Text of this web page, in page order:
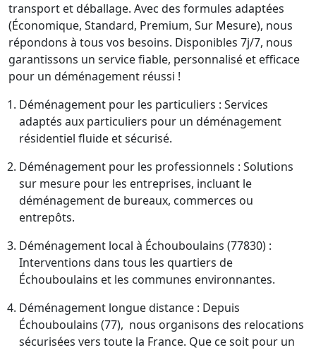
transport et déballage. Avec des formules adaptées
(Économique, Standard, Premium, Sur Mesure), nous
répondons à tous vos besoins. Disponibles 7j/7, nous
garantissons un service fiable, personnalisé et efficace
pour un déménagement réussi !
Déménagement pour les particuliers : Services
adaptés aux particuliers pour un déménagement
résidentiel fluide et sécurisé.
Déménagement pour les professionnels : Solutions
sur mesure pour les entreprises, incluant le
déménagement de bureaux, commerces ou
entrepôts.
Déménagement local à Échouboulains (77830) :
Interventions dans tous les quartiers de
Échouboulains et les communes environnantes.
Déménagement longue distance : Depuis
Échouboulains (77), nous organisons des relocations
sécurisées vers toute la France. Que ce soit pour un